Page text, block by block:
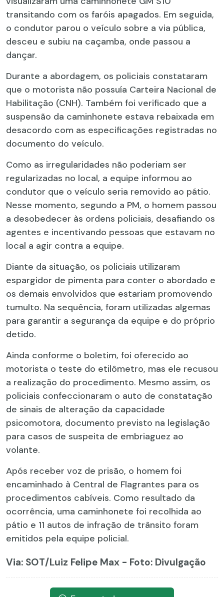
transitando com os faróis apagados. Em seguida,
o condutor parou o veículo sobre a via pública,
desceu e subiu na caçamba, onde passou a
dançar.
Durante a abordagem, os policiais constataram
que o motorista não possuía Carteira Nacional de
Habilitação (CNH). Também foi verificado que a
suspensão da caminhonete estava rebaixada em
desacordo com as especificações registradas no
documento do veículo.
Como as irregularidades não poderiam ser
regularizadas no local, a equipe informou ao
condutor que o veículo seria removido ao pátio.
Nesse momento, segundo a PM, o homem passou
a desobedecer às ordens policiais, desafiando os
agentes e incentivando pessoas que estavam no
local a agir contra a equipe.
Diante da situação, os policiais utilizaram
espargidor de pimenta para conter o abordado e
os demais envolvidos que estariam promovendo
tumulto. Na sequência, foram utilizadas algemas
para garantir a segurança da equipe e do próprio
detido.
Ainda conforme o boletim, foi oferecido ao
motorista o teste do etilômetro, mas ele recusou
a realização do procedimento. Mesmo assim, os
policiais confeccionaram o auto de constatação
de sinais de alteração da capacidade
psicomotora, documento previsto na legislação
para casos de suspeita de embriaguez ao
volante.
Após receber voz de prisão, o homem foi
encaminhado à Central de Flagrantes para os
procedimentos cabíveis. Como resultado da
ocorrência, uma caminhonete foi recolhida ao
pátio e 11 autos de infração de trânsito foram
emitidos pela equipe policial.
Via: SOT/Luiz Felipe Max - Foto: Divulgação